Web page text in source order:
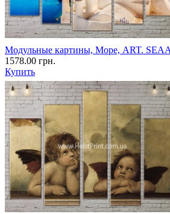
Модульные картины, Море, ART.
1578.00 грн.
Купить